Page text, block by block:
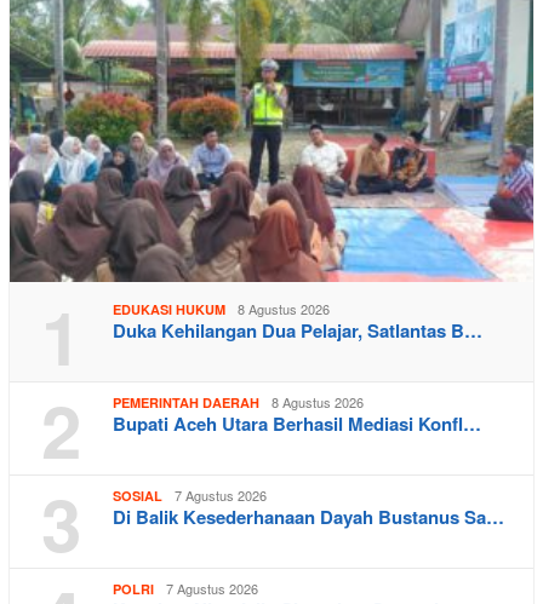
1 EDUKASI HUKUM 8 Agustus 2026
Duka Kehilangan Dua Pelajar, Satlantas B…
2 PEMERINTAH DAERAH 8 Agustus 2026
Bupati Aceh Utara Berhasil Mediasi Konfl…
3 SOSIAL 7 Agustus 2026
Di Balik Kesederhanaan Dayah Bustanus Sa…
POLRI 7 Agustus 2026